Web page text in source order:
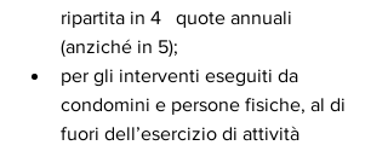
ripartita in 4   quote annuali
(anziché in 5);
per gli interventi eseguiti da
condomini e persone fisiche, al di
fuori dell’esercizio di attività